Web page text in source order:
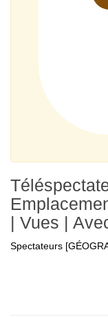
| Vues |
Spectateurs